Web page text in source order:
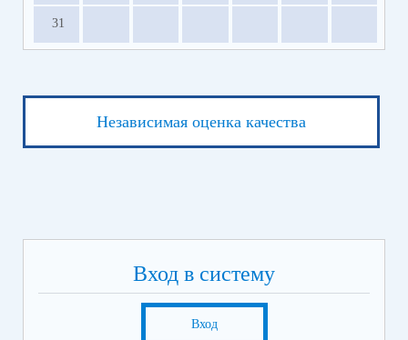
31
Независимая оценка качества
Вход в систему
Вход